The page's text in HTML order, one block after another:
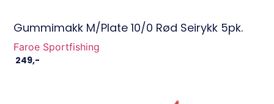
Gummimakk M/plate 10/0 Rød Seirykk 5pk.
Faroe Sportfishing
249,-